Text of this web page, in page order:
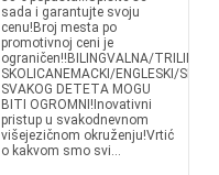
sada i garantujte svoju
cenu!Broj mesta po
promotivnoj ceni je
ograničen!!BILINGVALNA/
SKOLICANEMACKI/ENGLESKI/
SVAKOG DETETA MOGU
BITI OGROMNI!Inovativni
pristup u svakodnevnom
višejezičnom okruženju!Vrtić
o kakvom smo svi...